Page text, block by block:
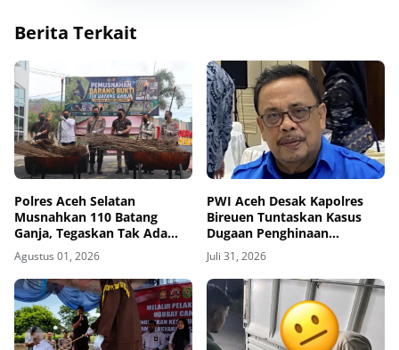
Berita Terkait
Polres Aceh Selatan
Musnahkan 110 Batang
Ganja, Tegaskan Tak Ada
Ruang bagi Jaringan
Narkoba
Agustus 01, 2026
PWI Aceh Desak Kapolres
Bireuen Tuntaskan Kasus
Dugaan Penghinaan
Wartawan, Tiga Bulan Lebih
Tanpa Tersangka
Juli 31, 2026